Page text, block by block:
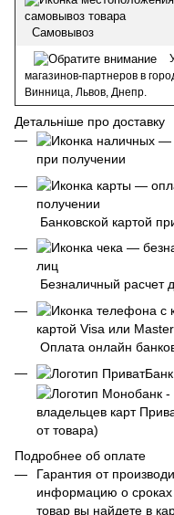
Самовывоз
магазинов-партнеров в
Винница, Львов, Днепр.
Детальніше про доставку
при получении
Банковской картой
Безналичный расчет
Оплата онлайн
владельцев карт
от товара)
Подробнее об оплате
Гарантия от
информацию о сроках
товар вы найдете в